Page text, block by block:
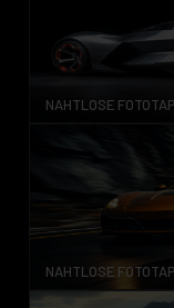
NAHTLOSE
NAHTLOSE